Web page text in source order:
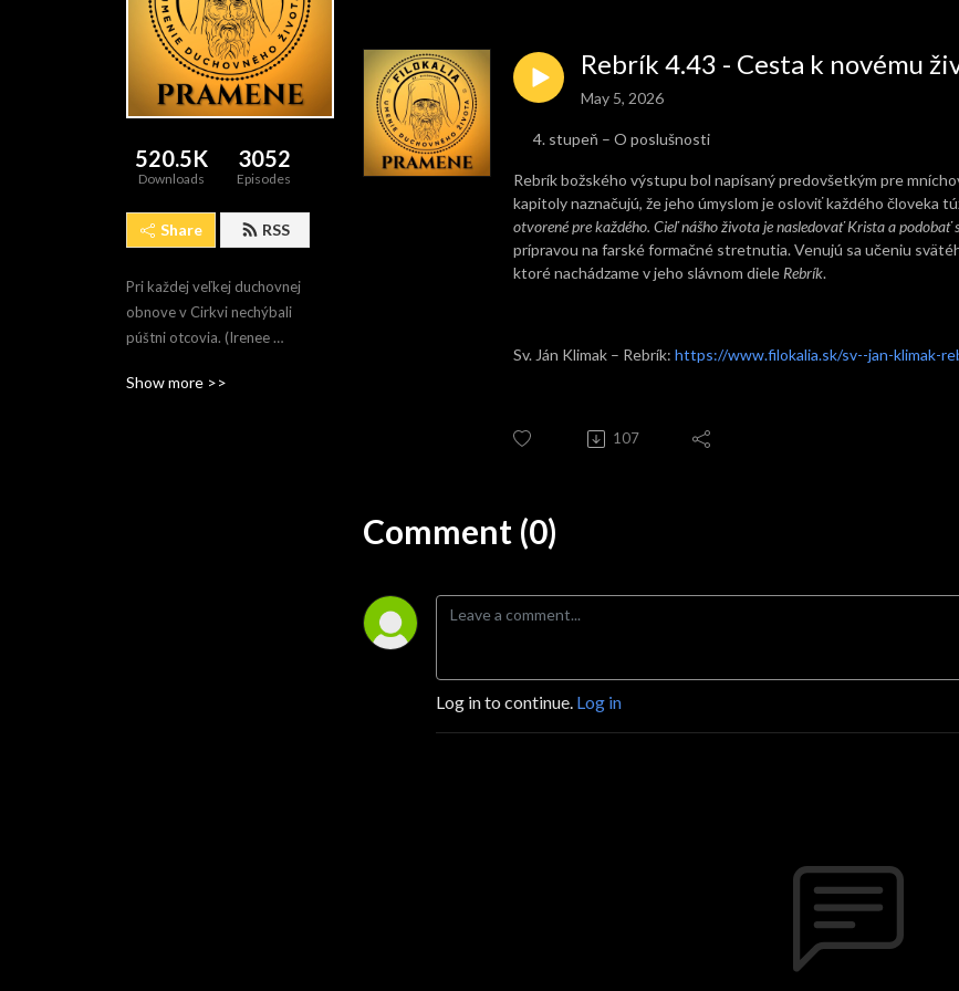
520.5K
Downloads
3052
Episodes
Share RSS
Pri každej veľkej duchovnej
obnove v Cirkvi nechýbali
púštni otcovia. (Irenee
Show more >>
Rebrík 4.43 - Cesta k novému
May 5, 2026
stupeň – O poslušnosti
Rebrík božského výstupu bol napísaný predovšetkým pre
kapitoly naznačujú, že jeho úmyslom je osloviť každého človeka
otvorené pre každého. Cieľ nášho života je nasledovať Krista a podobať
prípravou na farské formačné stretnutia. Venujú sa učeniu
ktoré nachádzame v jeho slávnom diele Rebrík.
Sv. Ján Klimak – Rebrík: https://www.filokalia.sk/sv--jan-klimak-
107
Comment (0)
Log in to continue. Log in